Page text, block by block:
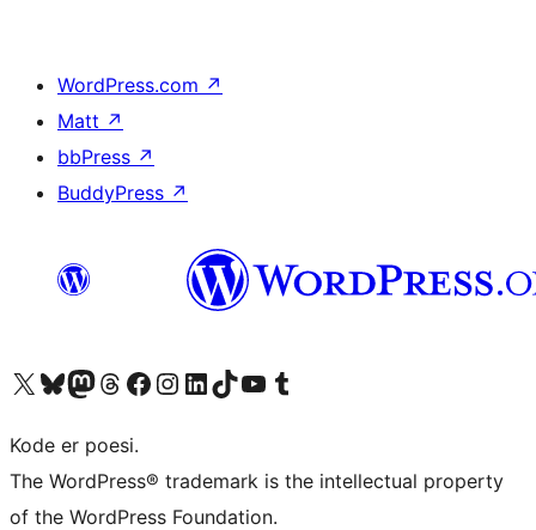
WordPress.com ↗
Matt ↗
bbPress ↗
BuddyPress ↗
Besøk vår konto på X Visit our Bluesky account
Besøk vår Mastodon-konto
Visit our Threads account
Besøk vår Facebook-sideBesøk vår Instagram-konto
Besøk vår LinkedIn-konto
Visit our TikTok account
Visit our YouTube channel
Visit our Tumblr account
Kode er poesi.
The WordPress® trademark is the intellectual property
of the WordPress Foundation.